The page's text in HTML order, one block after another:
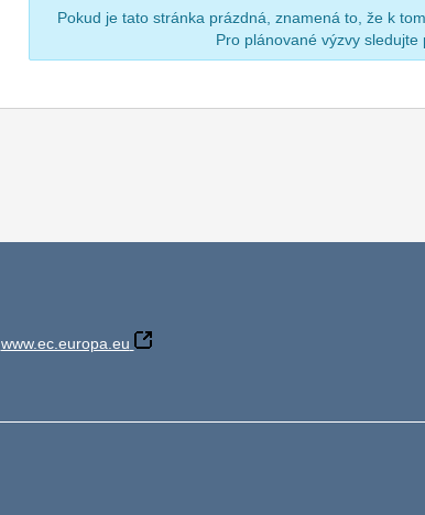
Pokud je tato stránka prázdná, znamená to, že k
Pro plánované výzvy sledujte
www.ec.europa.eu